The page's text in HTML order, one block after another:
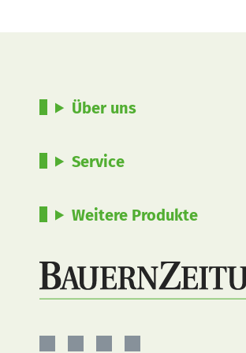
Über uns
Service
Weitere Produkte